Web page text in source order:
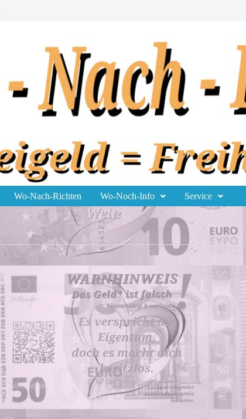
Wo-Nach-Richten Wo-Noch-Info Service